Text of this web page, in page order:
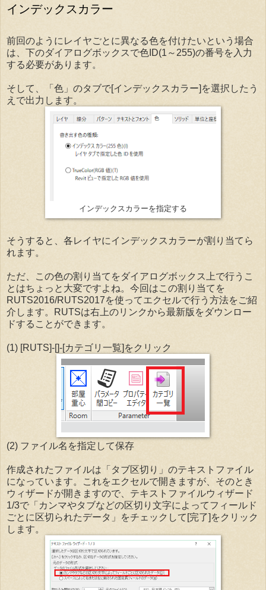
インデックスカラー
前回のようにレイヤごとに異なる色を付けたいという場合
は、下のダイアログボックスで色ID(1～255)の番号を入力
する必要があります。
そして、「色」のタブで[インデックスカラー]を選択したう
えで出力します。
インデックスカラーを指定する
そうすると、各レイヤにインデックスカラーが割り当てら
れます。
ただ、この色の割り当てをダイアログボックス上で行うこ
とはちょっと大変ですよね。今回はこの割り当てを
RUTS2016/RUTS2017を使ってエクセルで行う方法をご紹
介します。RUTSは右上のリンクから最新版をダウンロー
ドすることができます。
(1) [RUTS]-[]-[カテゴリ一覧]をクリック
(2) ファイル名を指定して保存
作成されたファイルは「タブ区切り」のテキストファイル
になっています。これをエクセルで開きますが、そのとき
ウィザードが開きますので、テキストファイルウィザード
1/3で「カンマやタブなどの区切り文字によってフィールド
ごとに区切られたデータ」をチェックして[完了]をクリック
します。